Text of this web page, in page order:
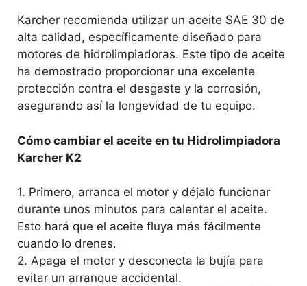
Karcher recomienda utilizar un aceite SAE 30 de
alta calidad, específicamente diseñado para
motores de hidrolimpiadoras. Este tipo de aceite
ha demostrado proporcionar una excelente
protección contra el desgaste y la corrosión,
asegurando así la longevidad de tu equipo.
Cómo cambiar el aceite en tu Hidrolimpiadora
Karcher K2
1. Primero, arranca el motor y déjalo funcionar
durante unos minutos para calentar el aceite.
Esto hará que el aceite fluya más fácilmente
cuando lo drenes.
2. Apaga el motor y desconecta la bujía para
evitar un arranque accidental.